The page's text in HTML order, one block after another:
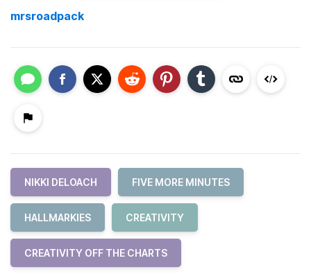
mrsroadpack
NIKKI DELOACH FIVE MORE MINUTES
HALLMARKIES CREATIVITY
CREATIVITY OFF THE CHARTS